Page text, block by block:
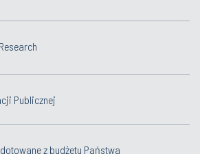
Publicznej
z budżetu Państwa